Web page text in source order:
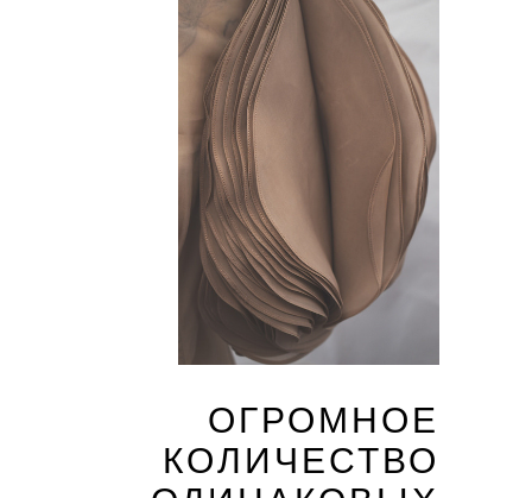
ОГРОМНОЕ
КОЛИЧЕСТВО